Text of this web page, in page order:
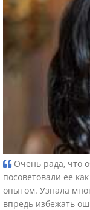
Очень рада, что
посоветовали ее
опытом. Узнала
впредь избежать